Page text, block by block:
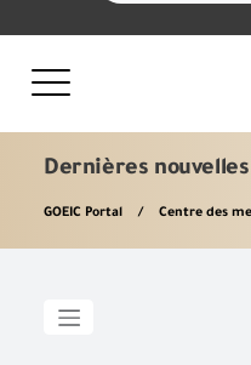
Dernières nouvelles
GOEIC Portal Centre des